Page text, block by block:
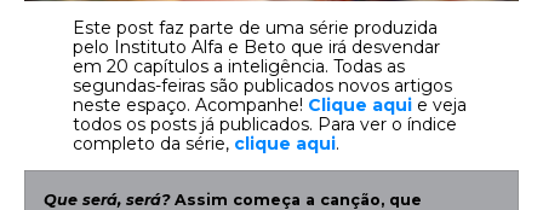
Este post faz parte de uma série produzida
pelo Instituto Alfa e Beto que irá desvendar
em 20 capítulos a inteligência. Todas as
segundas-feiras são publicados novos artigos
neste espaço. Acompanhe! Clique aqui e veja
todos os posts já publicados. Para ver o índice
completo da série, clique aqui.
Que será, será? Assim começa a canção, que